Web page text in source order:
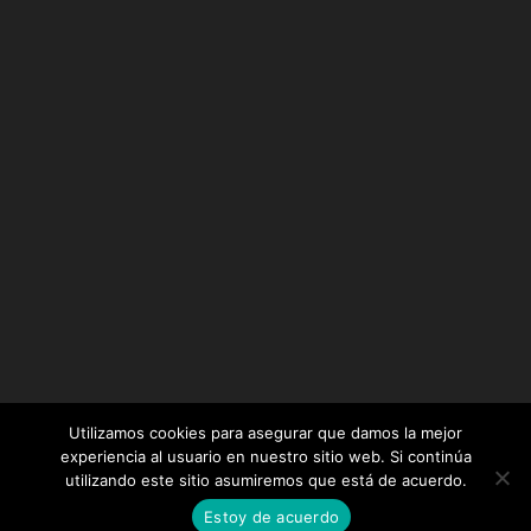
Diseñado por Elegant Themes| Desarrollado por
WordPress
Utilizamos cookies para asegurar que damos la mejor
experiencia al usuario en nuestro sitio web. Si continúa
utilizando este sitio asumiremos que está de acuerdo.
Estoy de acuerdo